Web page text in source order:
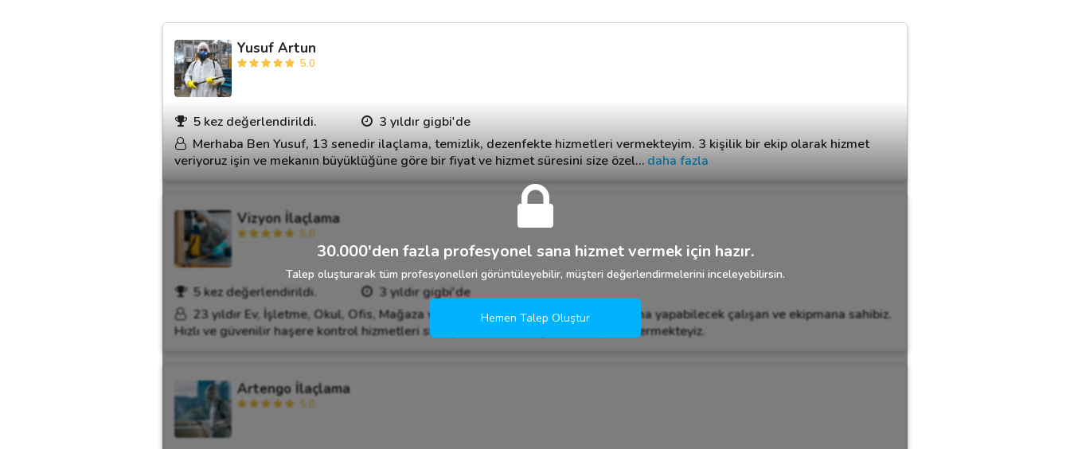
Yusuf Artun
5.0
5 kez değerlendirildi.
3 yıldır gigbi'de
Merhaba Ben Yusuf, 13 senedir ilaçlama, temizlik, dezenfekte hizmetleri vermekteyim. 3 kişilik bir ekip olarak hizmet
veriyoruz işin ve mekanın büyüklüğüne göre bir fiyat ve hizmet süresini size özel… daha fazla
Vizyon İlaçlama
5.0
5 kez değerlendirildi.
3 yıldır gigbi'de
23 yıldır Ev, İşletme, Okul, Ofis, Mağaza vb. her büyüklükte mekan için ilaçlama yapabilecek çalışan ve ekipmana sahibiz.
Hızlı ve güvenilir haşere kontrol hizmetleri sunuyoruz. 24 saat içinde hızlı yanıt vermekteyiz.
Artengo İlaçlama
5.0
30.000'den fazla profesyonel sana hizmet vermek için hazır.
Talep oluşturarak tüm profesyonelleri görüntüleyebilir, müşteri değerlendirmelerini inceleyebilirsin.
Hemen Talep Oluştur